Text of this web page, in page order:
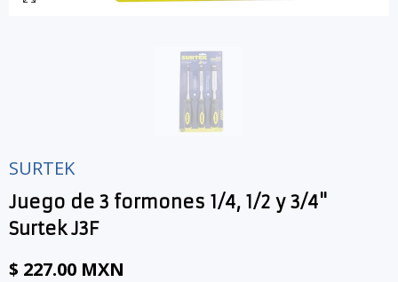
SURTEK
Juego de 3 formones 1/4, 1/2 y 3/4"
Surtek J3F
$ 227.00 MXN